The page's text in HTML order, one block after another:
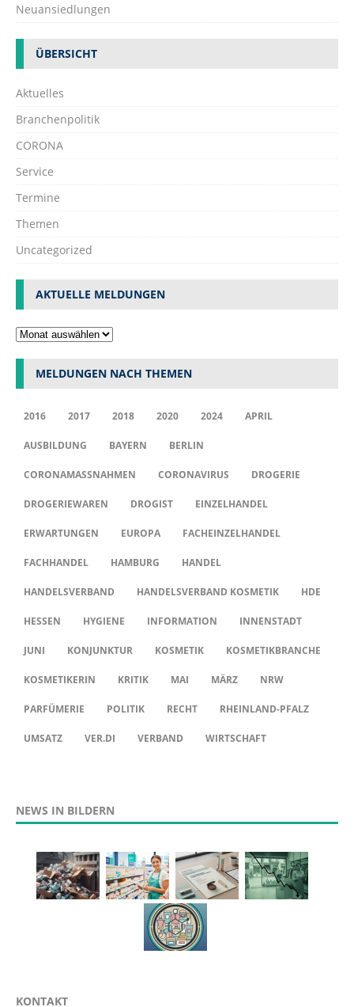
Neuansiedlungen
ÜBERSICHT
Aktuelles
Branchenpolitik
CORONA
Service
Termine
Themen
Uncategorized
AKTUELLE MELDUNGEN
MELDUNGEN NACH THEMEN
2016 2017 2018 2020 2024 APRIL
AUSBILDUNG BAYERN BERLIN
CORONAMASSNAHMEN CORONAVIRUS DROGERIE
DROGERIEWAREN DROGIST EINZELHANDEL
ERWARTUNGEN EUROPA FACHEINZELHANDEL
FACHHANDEL HAMBURG HANDEL
HANDELSVERBAND HANDELSVERBAND KOSMETIK HDE
HESSEN HYGIENE INFORMATION INNENSTADT
JUNI KONJUNKTUR KOSMETIK KOSMETIKBRANCHE
KOSMETIKERIN KRITIK MAI MÄRZ NRW
PARFÜMERIE POLITIK RECHT RHEINLAND-PFALZ
UMSATZ VER.DI VERBAND WIRTSCHAFT
NEWS IN BILDERN
KONTAKT